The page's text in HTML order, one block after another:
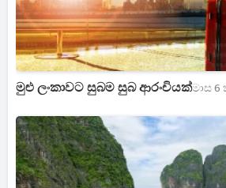
මුළු ලංකාවට සුබම සුබ ආරංචියක්මාස 6